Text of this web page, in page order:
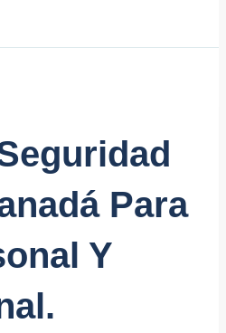
Para
Y